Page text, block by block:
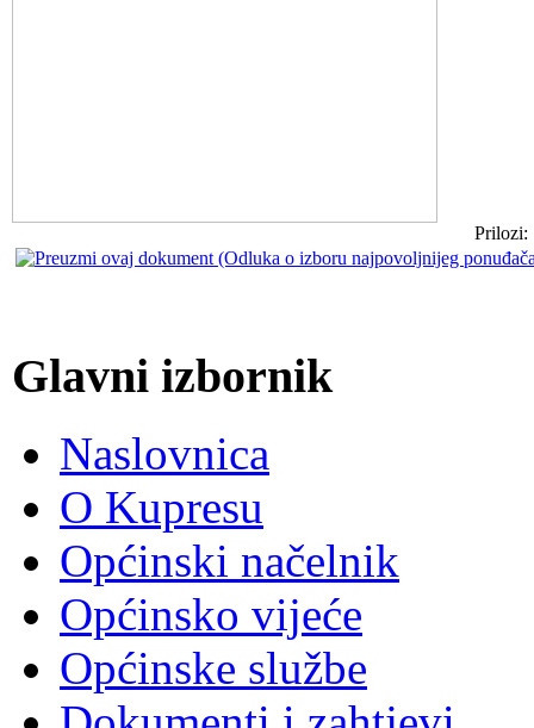
Prilozi:
Glavni izbornik
Naslovnica
O Kupresu
Općinski načelnik
Općinsko vijeće
Općinske službe